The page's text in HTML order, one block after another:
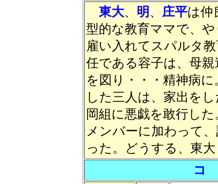
東大、 明 、 庄平は仲
型的な教育ママで、
雇い入れてスパルタ
任である容子は、母
を図り・・・精神病
した三人は、家出を
岡組に悪戯を敢行し
メンバーに加わって
った。どうする、東
コ